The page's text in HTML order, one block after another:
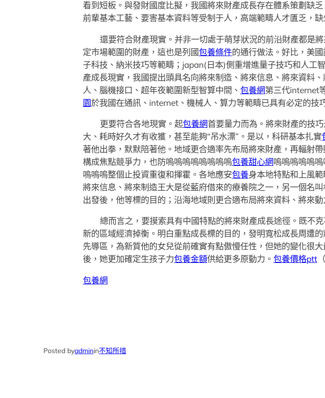
看到短板。與發財國度比擬，我國將來財產成長存在體系策劃缺
前輩基本工藝、要害基本資料等受制于人，高端範疇人才匱乏，
還要符合財產現實。并非一切處于萌芽狀況的前沿財產都是
定市場範圍的財產，這也是列國包養條件的通行做法。好比，美
子科技、納米技巧等範疇；japan(日本)側重增進量子技巧和人工
產成長現實，我國提出頭具名向將來制造、將來信息、將來資料
人、腦機接口、超年夜範圍新型智算中間、 包養網第三代internet
園於我國在通訊、internet、機械人、算力等範疇已具有必定的技
更要符合各地現實。起包養網首要量力而為。將來財產的技
大、耗時好久才有收獲，甚至能夠“吊水漂”。是以，科研基本扎實
著他出拳，默默陪著他。地域更合適率先布局將來財產，再輻射
構成焦點競爭力，也防嗚嗚嗚嗚嗚嗚嗚嗚包養甜心網嗚嗚嗚嗚嗚
嗚嗚嗚整個止投資重復和揮霍。各地應安包養身本地特點和上風
將來信息、將來制造王大是從藍府借來的療養院之一，另一個名
出發後，他等標的目的；沿海地域則更合適布局將來資料、將來動
總而言之，要摸索具有中國特點的將來財產成長途徑。既不
新的區域經濟掉衡。明白重點成長標的目的，發明寬松成長周遭
先導區，為新質他的女兒從前確實有點傲慢任性，但她的變化很大
後，她更加確定生孩子力包養金額供給更多原動力。 包養價格ptt
包養網
Posted byadminin不知所措